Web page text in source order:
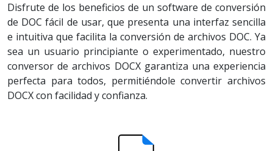
Disfrute de los beneficios de un software de conversión
de DOC fácil de usar, que presenta una interfaz sencilla
e intuitiva que facilita la conversión de archivos DOC. Ya
sea un usuario principiante o experimentado, nuestro
conversor de archivos DOCX garantiza una experiencia
perfecta para todos, permitiéndole convertir archivos
DOCX con facilidad y confianza.